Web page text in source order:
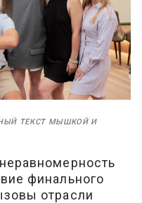
ТЕКСТ МЫШКОЙ И
финального
отрасли